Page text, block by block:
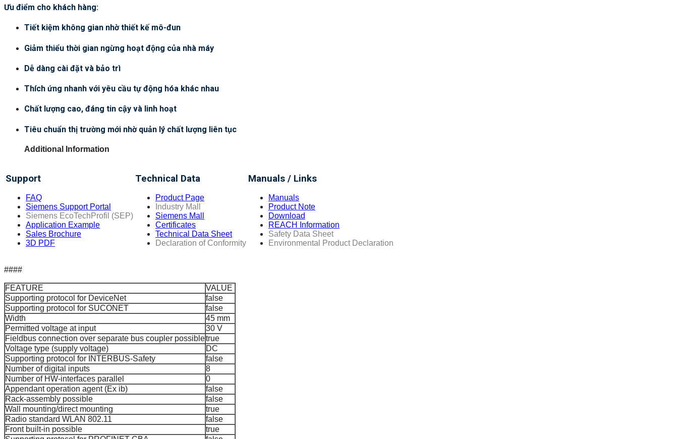
Ưu điểm cho khách hàng:
Tiết kiệm không gian nhờ thiết kế mô-đun
Giảm thiểu thời gian ngừng hoạt động của nhà máy
Dễ dàng cài đặt và bảo trì
Thích ứng nhanh với yêu cầu tự động hóa khác nhau
Chất lượng cao, đáng tin cậy và linh hoạt
Tiêu chuẩn thị trường mới nhờ quản lý chất lượng liên tục
Additional Information
Support
FAQ
Siemens Support Portal
Siemens EcoTechProfil (SEP)
Application Example
Sales Brochure
3D PDF
Technical Data
Product Page
Industry Mall
Siemens Mall
Certificates
Technical Data Sheet
Declaration of Conformity
Manuals / Links
Manuals
Product Note
Download
REACH Information
Safety Data Sheet
Environmental Product Declaration
####
FEATURE
VALUE
Supporting protocol for DeviceNet
false
Supporting protocol for SUCONET
false
Width
45 mm
Permitted voltage at input
30 V
Fieldbus connection over separate bus coupler possibletrue
Voltage type (supply voltage)
DC
Supporting protocol for INTERBUS-Safety
false
Number of digital inputs
8
Number of HW-interfaces parallel
0
Appendant operation agent (Ex ib)
false
Rack-assembly possible
false
Wall mounting/direct mounting
true
Radio standard WLAN 802.11
false
Front built-in possible
true